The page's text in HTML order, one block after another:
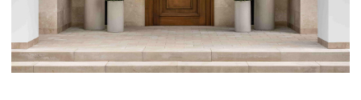
Дизайнерские композиции
Цветы 123
Товары с 3D-моделями 499